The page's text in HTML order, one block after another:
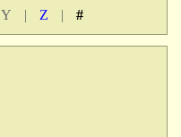
Y | Z | #